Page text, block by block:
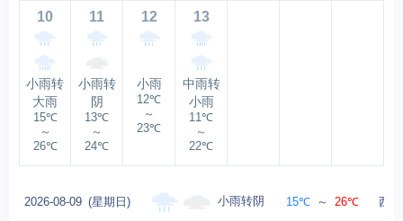
10
小雨转
大雨
15℃
～
26℃
11
小雨转
阴
13℃
～
24℃
12
小雨
12℃
～
23℃
13
中雨转
小雨
11℃
～
22℃
2026-08-09 (星期日) 小雨转阴 15℃ ～ 26℃ 西